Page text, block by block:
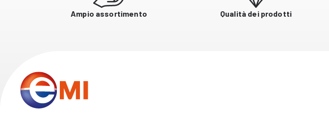
Ampio assortimento Qualità dei prodotti